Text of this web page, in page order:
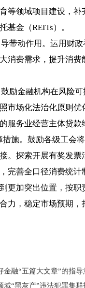
等领域项目建设，
基金（REITs）。
带动作用。运用财
消费需求，提升消
励金融机构在风险
市场化法治化原则
服务业经营主体贷款
施。鼓励各级工会
。探索开展有奖发
完善全口径消费统计
更加突出位置，按
力，稳定市场预期
金融“五篇大文章”的指导
“黑灰产”违法犯罪集